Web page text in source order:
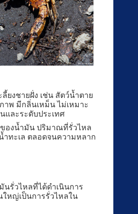
งชายฝั่ง เช่น สัตว์น้ำตาย
พ มีกลิ่นเหม็น ไม่เหมาะ
และระดับประเทศ
องน้ำมัน ปริมาณที่รั่วไหล
ทะเล ตลอดจนความหลาก
รั่วไหลที่ได้ดำเนินการ
หญ่เป็นการรั่วไหลใน